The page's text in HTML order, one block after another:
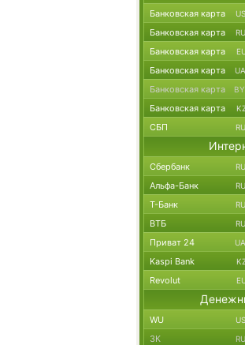
Банковская карта
Банковская карта
Банковская карта
Банковская карта
Банковская карта
Банковская карта
СБП
Сбербанк
Альфа-Банк
Т-Банк
ВТБ
Приват 24
Kaspi Bank
Revolut
WU
ЗК